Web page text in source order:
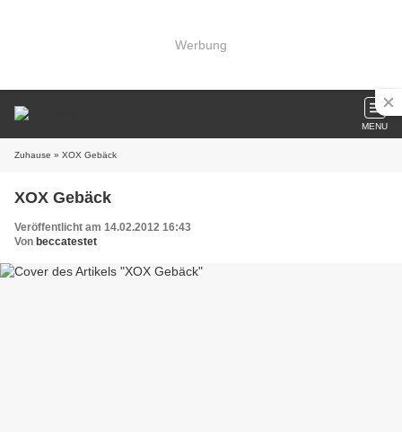
Werbung
MENU
Zuhause » XOX Gebäck
XOX Gebäck
Veröffentlicht am 14.02.2012 16:43
Von beccatestet